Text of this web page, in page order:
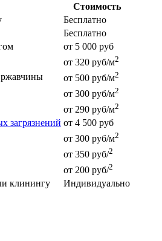
Стоимость
Бесплатно
Бесплатно
от 5 000 руб
от 320 руб/м2
ржавчины от 500 руб/м2
от 300 руб/м2
от 290 руб/м2
загрязнений от 4 500 руб
от 300 руб/м2
от 350 руб/2
от 200 руб/2
клинингу
Индивидуально